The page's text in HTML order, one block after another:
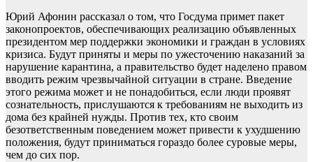
Юрий Афонин рассказал о том, что Госдума примет пакет
законопроектов, обеспечивающих реализацию объявленных
президентом мер поддержки экономики и граждан в условиях
кризиса. Будут приняты и меры по ужесточению наказаний за
нарушение карантина, а правительство будет наделено правом
вводить режим чрезвычайной ситуации в стране. Введение
этого режима может и не понадобиться, если люди проявят
сознательность, прислушаются к требованиям не выходить из
дома без крайней нужды. Против тех, кто своим
безответственным поведением может привести к ухудшению
положения, будут приниматься гораздо более суровые меры,
чем до сих пор.